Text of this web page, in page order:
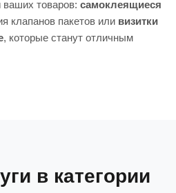
товаров: самоклеящиеся
клапанов пакетов или визитки
, которые станут отличным
в категории